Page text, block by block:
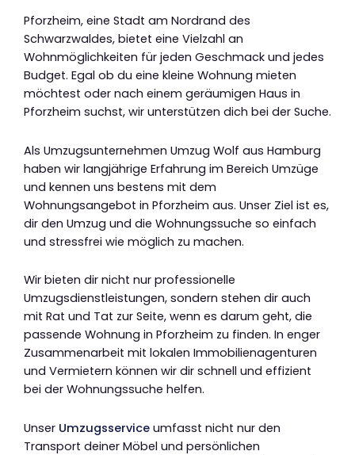
Pforzheim, eine Stadt am Nordrand des
Schwarzwaldes, bietet eine Vielzahl an
Wohnmöglichkeiten für jeden Geschmack und jedes
Budget. Egal ob du eine kleine Wohnung mieten
möchtest oder nach einem geräumigen Haus in
Pforzheim suchst, wir unterstützen dich bei der Suche.
Als Umzugsunternehmen Umzug Wolf aus Hamburg
haben wir langjährige Erfahrung im Bereich Umzüge
und kennen uns bestens mit dem
Wohnungsangebot in Pforzheim aus. Unser Ziel ist es,
dir den Umzug und die Wohnungssuche so einfach
und stressfrei wie möglich zu machen.
Wir bieten dir nicht nur professionelle
Umzugsdienstleistungen, sondern stehen dir auch
mit Rat und Tat zur Seite, wenn es darum geht, die
passende Wohnung in Pforzheim zu finden. In enger
Zusammenarbeit mit lokalen Immobilienagenturen
und Vermietern können wir dir schnell und effizient
bei der Wohnungssuche helfen.
Unser Umzugsservice umfasst nicht nur den
Transport deiner Möbel und persönlichen